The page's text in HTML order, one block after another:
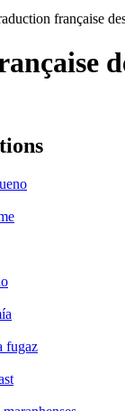
française
fugaz